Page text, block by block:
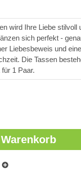
wird Ihre Liebe stilvoll
sich perfekt -
Liebesbeweis und
Die Tassen
1 Paar.